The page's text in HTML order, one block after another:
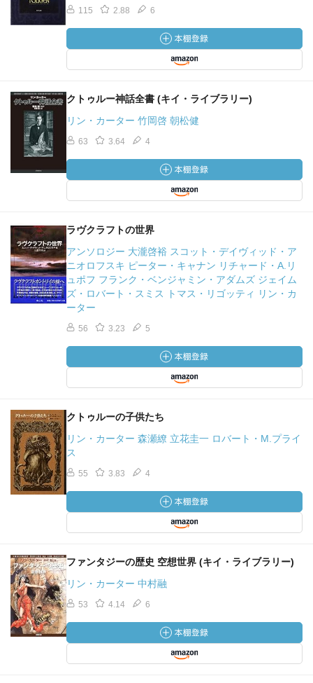
115 2.88 6
クトゥルー神話全書 (キイ・ライブラリー)
リン・カーター 竹岡啓 朝松健
63 3.64 4
ラヴクラフトの世界
アンソロジー 大瀧啓裕 スコット・デイヴィッド・ア
ニオロフスキ ピーター・キャナン リチャード・A.リ
ュポフ フランク・ベンジャミン・アダムズ ジェイム
ズ・ロバート・スミス トマス・リゴッティ リン・カ
ーター
56 3.23 5
クトゥルーの子供たち
リン・カーター 森瀬繚 立花圭一 ロバート・M.プライ
ス
55 3.83 4
ファンタジーの歴史 空想世界 (キイ・ライブラリー)
リン・カーター 中村融
53 4.14 6